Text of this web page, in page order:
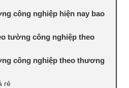
công nghiệp hiện nay bao
tường công nghiệp theo
công nghiệp theo thương
rẻ